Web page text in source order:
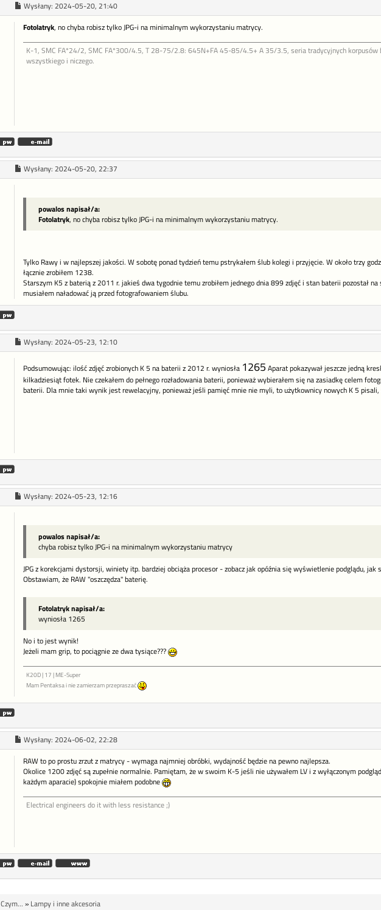
Wysłany: 2024-05-20, 21:40
Fotolatryk, no chyba robisz tylko JPG-i na minimalnym wykorzystaniu matrycy.
K-1, SMC FA*24/2, SMC FA*300/4.5, T 28-75/2.8: 645N+FA 45-85/4.5+ A 35/3.5, seria tradycyjnych korpusów
wszystkiego i niczego.
Wysłany: 2024-05-20, 22:37
powalos napisał/a:
Fotolatryk, no chyba robisz tylko JPG-i na minimalnym wykorzystaniu matrycy.
Tylko Rawy i w najlepszej jakości. W sobotę ponad tydzień temu pstrykałem ślub kolegi i przyjęcie. W około trzy
łącznie zrobiłem 1238.
Starszym K5 z baterią z 2011 r. jakieś dwa tygodnie temu zrobiłem jednego dnia 899 zdjęć i stan baterii pozostał na
musiałem naładować ją przed fotografowaniem ślubu.
Wysłany: 2024-05-23, 12:10
Podsumowując: ilość zdjęć zrobionych K 5 na baterii z 2012 r. wyniosła 1265 Aparat pokazywał jeszcze jedną
kilkadziesiąt fotek. Nie czekałem do pełnego rozładowania baterii, ponieważ wybierałem się na zasiadkę celem
baterii. Dla mnie taki wynik jest rewelacyjny, ponieważ jeśli pamięć mnie nie myli, to użytkownicy nowych K 5
Wysłany: 2024-05-23, 12:16
powalos napisał/a:
chyba robisz tylko JPG-i na minimalnym wykorzystaniu matrycy
JPG z korekcjami dystorsji, winiety itp. bardziej obciąża procesor - zobacz jak opóźnia się wyświetlenie podglądu, jak
Obstawiam, że RAW "oszczędza" baterię.
Fotolatryk napisał/a:
wyniosła 1265
No i to jest wynik!
Jeżeli mam grip, to pociągnie ze dwa tysiące???
K20D | 17 | ME-Super
Mam Pentaksa i nie zamierzam przepraszać
Wysłany: 2024-06-02, 22:28
RAW to po prostu zrzut z matrycy - wymaga najmniej obróbki, wydajność będzie na pewno najlepsza.
Okolice 1200 zdjęć są zupełnie normalnie. Pamiętam, że w swoim K-5 jeśli nie używałem LV i z wyłączonym
każdym aparacie) spokojnie miałem podobne
Electrical engineers do it with less resistance ;)
Czym... » Lampy i inne akcesoria